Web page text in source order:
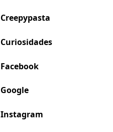
Creepypasta
Curiosidades
Facebook
Google
Instagram